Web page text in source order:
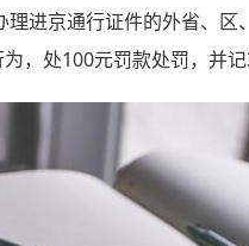
进京通行证件的外省、
，处100元罚款处罚，并记